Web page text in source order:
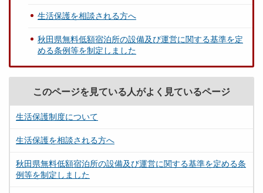
生活保護を相談される方へ
秋田県無料低額宿泊所の設備及び運営に関する基準を定
める条例等を制定しました
このページを見ている人がよく見ているページ
生活保護制度について
生活保護を相談される方へ
秋田県無料低額宿泊所の設備及び運営に関する基準を定める条
例等を制定しました